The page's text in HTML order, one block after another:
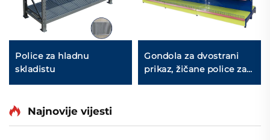
Police za hladnu
skladistu
Gondola za dvostrani
prikaz, žičane police za
skladištenje za
Najnovije vijesti